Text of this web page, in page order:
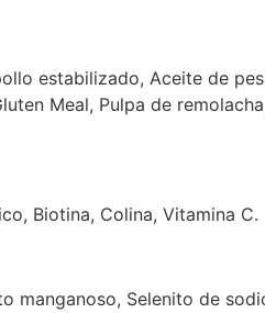
estabilizado, Aceite de
Meal, Pulpa de
Biotina, Colina, Vitamina C.
manganoso, Selenito de